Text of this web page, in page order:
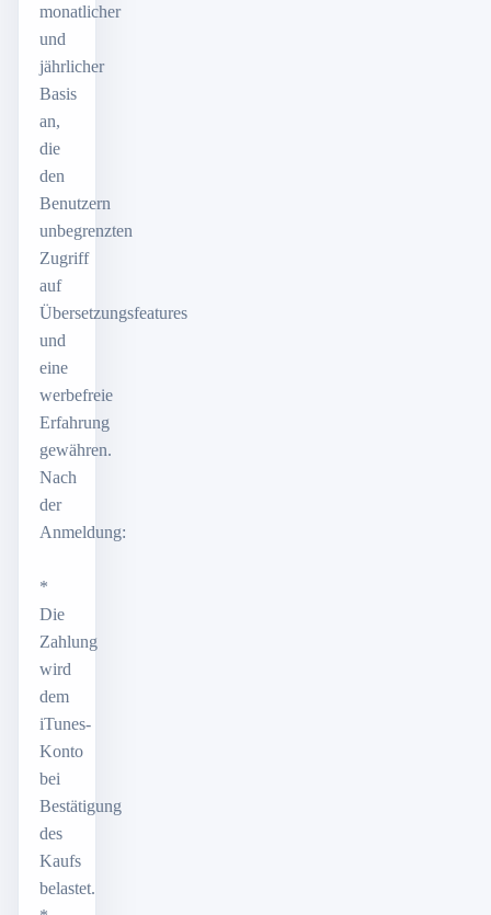
monatlicher
und
jährlicher
Basis
an,
die
den
Benutzern
unbegrenzten
Zugriff
auf
Übersetzungsfeatures
und
eine
werbefreie
Erfahrung
gewähren.
Nach
der
Anmeldung:
*
Die
Zahlung
wird
dem
iTunes-
Konto
bei
Bestätigung
des
Kaufs
belastet.